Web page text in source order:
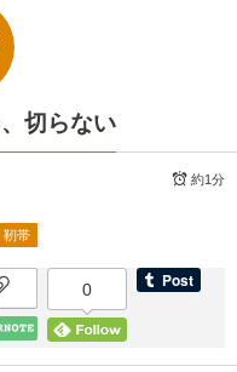
切らない
約1分
靭帯
0